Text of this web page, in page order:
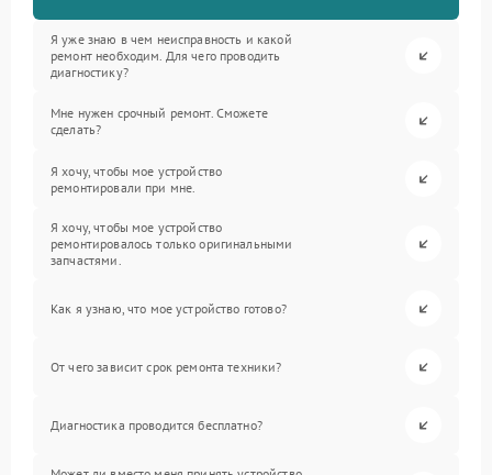
Я уже знаю в чем неисправность и какой
ремонт необходим. Для чего проводить
диагностику?
Мне нужен срочный ремонт. Сможете
сделать?
Я хочу, чтобы мое устройство
ремонтировали при мне.
Я хочу, чтобы мое устройство
ремонтировалось только оригинальными
запчастями.
Как я узнаю, что мое устройство готово?
От чего зависит срок ремонта техники?
Диагностика проводится бесплатно?